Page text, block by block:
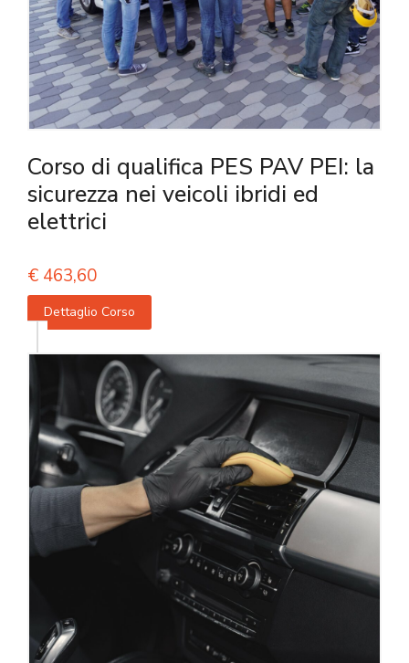
Corso di qualifica PES PAV PEI: la
sicurezza nei veicoli ibridi ed
elettrici
€ 463,60
Dettaglio Corso